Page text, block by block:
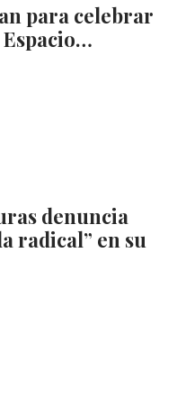
para celebrar
denuncia
radical” en su